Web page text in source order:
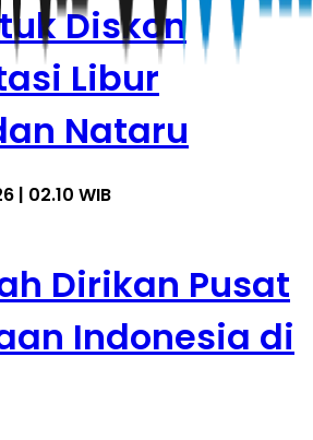
Diskon
Libur
Nataru
| 02.10 WIB
Dirikan Pusat
Indonesia di